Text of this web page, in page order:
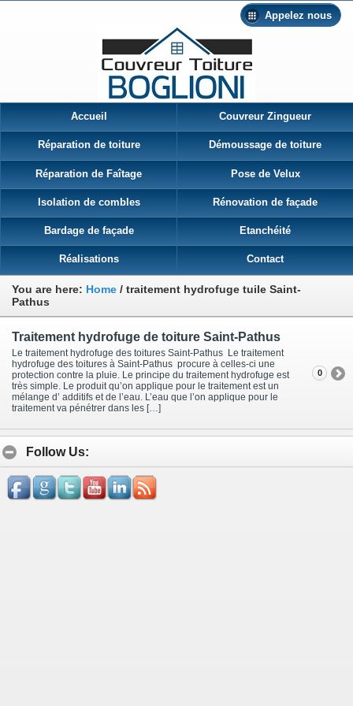
Appelez nous
Accueil Couvreur Zingueur
Réparation de toiture Démoussage de toiture
Réparation de Faîtage Pose de Velux
Isolation de combles Rénovation de façade
Bardage de façade Etanchéité
Réalisations Contact
You are here: Home / traitement hydrofuge tuile Saint-
Pathus
Traitement hydrofuge de toiture Saint-Pathus
Le traitement hydrofuge des toitures Saint-Pathus Le traitement
hydrofuge des toitures à Saint-Pathus procure à celles-ci une
protection contre la pluie. Le principe du traitement hydrofuge est
très simple. Le produit qu’on applique pour le traitement est un
mélange d’ additifs et de l’eau. L’eau que l’on applique pour le
traitement va pénétrer dans les […]
0
Follow Us: